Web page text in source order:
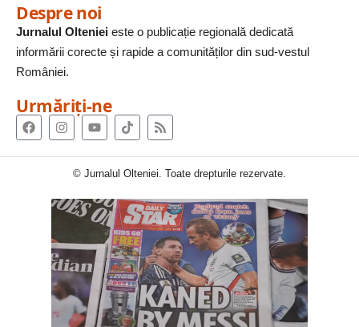
Despre noi
Jurnalul Olteniei este o publicație regională dedicată
informării corecte și rapide a comunităților din sud-vestul
României.
Urmăriți-ne
© Jurnalul Olteniei. Toate drepturile rezervate.